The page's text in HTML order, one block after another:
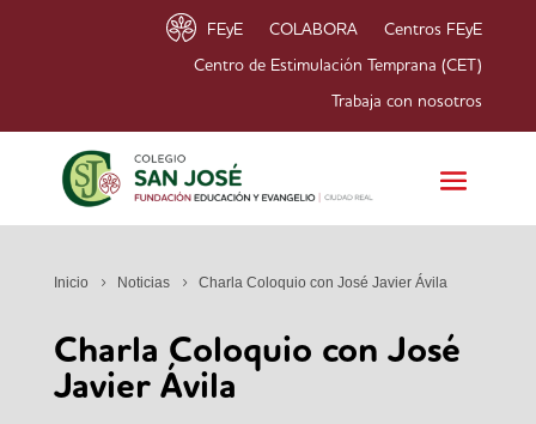
FEyE COLABORA Centros FEyE
Centro de Estimulación Temprana (CET)
Trabaja con nosotros
Inicio Noticias Charla Coloquio con José Javier Ávila
Charla Coloquio con José
Javier Ávila